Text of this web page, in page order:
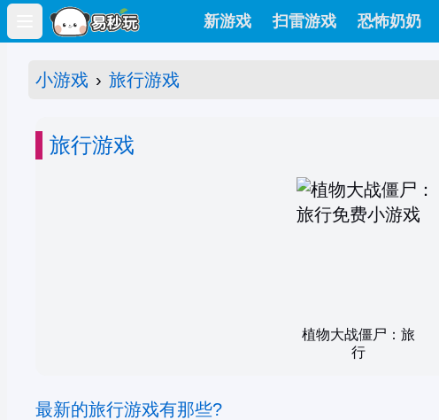
Open main menu
新游戏 扫雷游戏 恐怖奶奶
小游戏 › 旅行游戏
旅行游戏
植物大战僵尸：旅
行
最新的旅行游戏有那些?